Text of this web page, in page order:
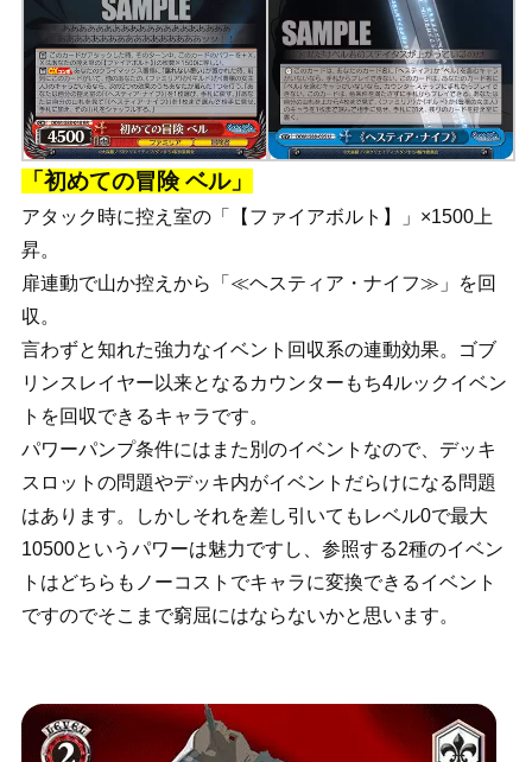
「初めての冒険 ベル」
アタック時に控え室の「【ファイアボルト】」×1500上
昇。
扉連動で山か控えから「≪ヘスティア・ナイフ≫」を回
収。
言わずと知れた強力なイベント回収系の連動効果。ゴブ
リンスレイヤー以来となるカウンターもち4ルックイベン
トを回収できるキャラです。
パワーパンプ条件にはまた別のイベントなので、デッキ
スロットの問題やデッキ内がイベントだらけになる問題
はあります。しかしそれを差し引いてもレベル0で最大
10500というパワーは魅力ですし、参照する2種のイベン
トはどちらもノーコストでキャラに変換できるイベント
ですのでそこまで窮屈にはならないかと思います。